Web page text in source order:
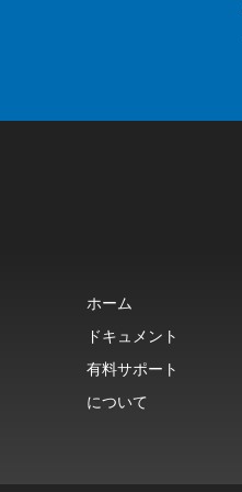
ホーム
ドキュメント
有料サポート
について